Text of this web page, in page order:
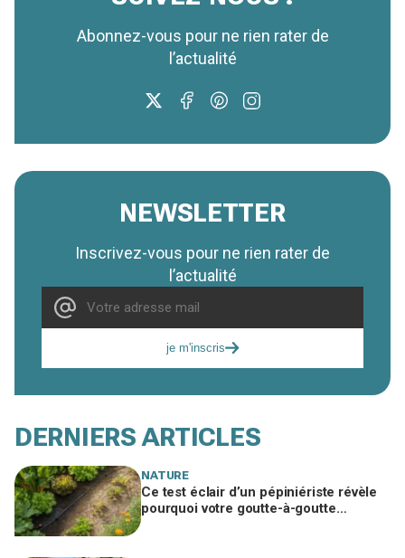
Abonnez-vous pour ne rien rater de
l’actualité
NEWSLETTER
Inscrivez-vous pour ne rien rater de
l’actualité
je m'inscris
DERNIERS ARTICLES
NATURE
Ce test éclair d’un pépiniériste révèle
pourquoi votre goutte-à-goutte